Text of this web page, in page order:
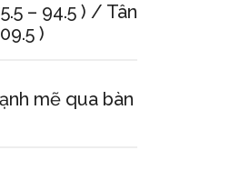
– 94.5 ) / Tân
)
mẽ qua bàn